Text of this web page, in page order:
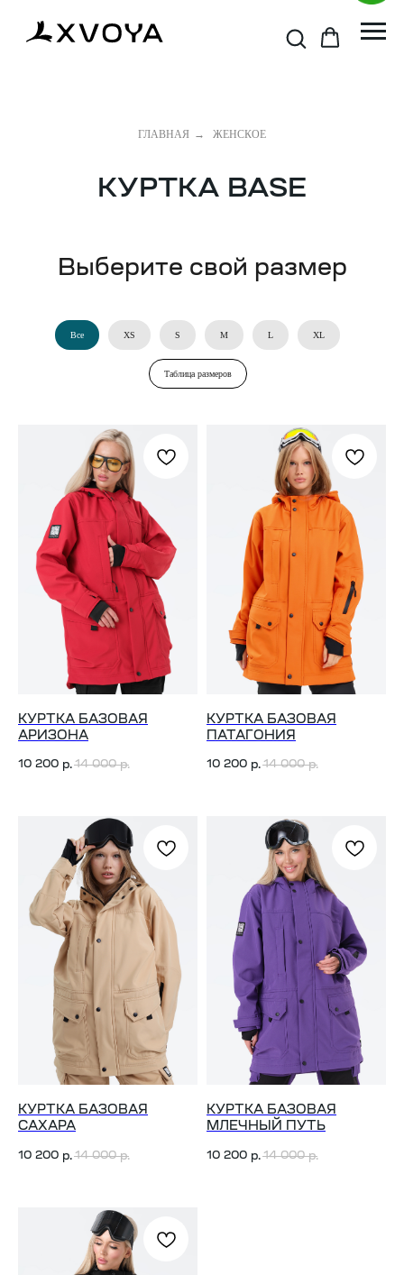
ГЛАВНАЯ → ЖЕНСКОЕ
КУРТКА BASE
Выберите свой размер
Все XS S M L XL
Таблица размеров
КУРТКА БАЗОВАЯ
АРИЗОНА
10 200 р. 14 000 р.
КУРТКА БАЗОВАЯ
ПАТАГОНИЯ
10 200 р. 14 000 р.
КУРТКА БАЗОВАЯ
САХАРА
10 200 р. 14 000 р.
КУРТКА БАЗОВАЯ
МЛЕЧНЫЙ ПУТЬ
10 200 р. 14 000 р.